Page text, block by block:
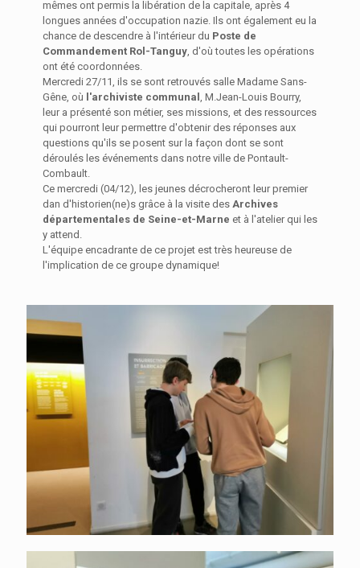
mêmes ont permis la libération de la capitale, après 4
longues années d'occupation nazie. Ils ont également eu la
chance de descendre à l'intérieur du Poste de
Commandement Rol-Tanguy , d'où toutes les opérations
ont été coordonnées. ​
​ Mercredi 27/11, ils se sont retrouvés salle Madame Sans-
Gêne, où l'archiviste communal
, M.Jean-Louis Bourry,
leur a présenté son métier, ses missions, et des ressources
qui pourront leur permettre d'obtenir des réponses aux
questions qu'ils se posent sur la façon dont se sont
déroulés les événements dans notre ville de Pontault-
Combault. ​
​ Ce mercredi (04/12), les jeunes décrocheront leur premier
dan d'historien(ne)s grâce à la visite des Archives
départementales de Seine-et-Marne et à l'atelier qui les
y attend. ​
​ L'équipe encadrante de ce projet est très heureuse de
l'implication de ce groupe dynamique!